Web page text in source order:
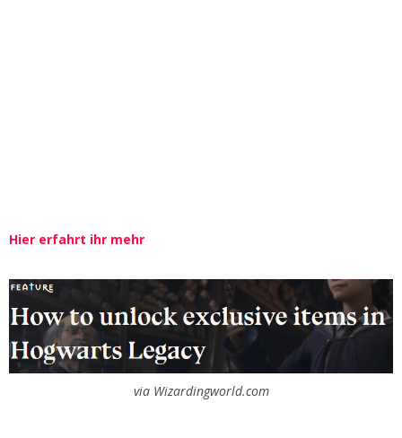
Hier erfahrt ihr mehr
via Wizardingworld.com